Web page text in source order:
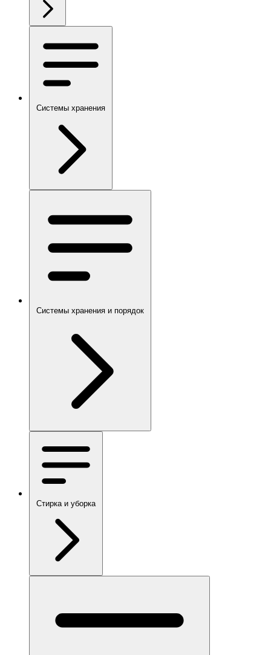
Системы хранения
Системы хранения и порядок
Стирка и уборка